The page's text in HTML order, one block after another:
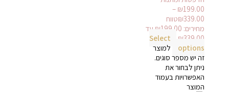
₪199.00
–
₪339.00
טווח
מחירים: ⁦₪199.00⁩ עד
Select
options
למוצר
זה יש מספר סוגים.
ניתן לבחור את
האפשרויות בעמוד
המוצר